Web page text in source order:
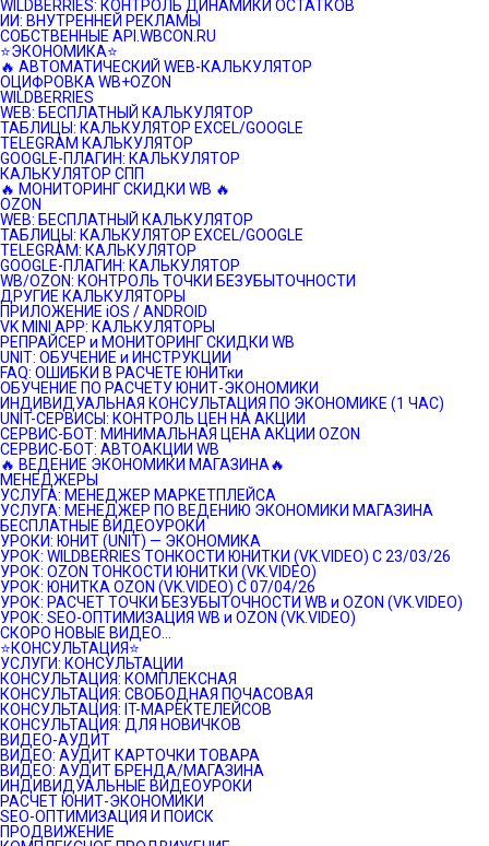
WILDBERRIES: КОНТРОЛЬ ДИНАМИКИ ОСТАТКОВ
ИИ: ВНУТРЕННЕЙ РЕКЛАМЫ
СОБСТВЕННЫЕ API.WBCON.RU
⭐️ЭКОНОМИКА⭐️
🔥 АВТОМАТИЧЕСКИЙ WEB-КАЛЬКУЛЯТОР
ОЦИФРОВКА WB+OZON
WILDBERRIES
WEB: БЕСПЛАТНЫЙ КАЛЬКУЛЯТОР
ТАБЛИЦЫ: КАЛЬКУЛЯТОР EXCEL/GOOGLE
TELEGRAM КАЛЬКУЛЯТОР
GOOGLE-ПЛАГИН: КАЛЬКУЛЯТОР
КАЛЬКУЛЯТОР СПП
🔥 МОНИТОРИНГ СКИДКИ WB 🔥
OZON
WEB: БЕСПЛАТНЫЙ КАЛЬКУЛЯТОР
ТАБЛИЦЫ: КАЛЬКУЛЯТОР EXCEL/GOOGLE
TELEGRAM: КАЛЬКУЛЯТОР
GOOGLE-ПЛАГИН: КАЛЬКУЛЯТОР
WB/OZON: КОНТРОЛЬ ТОЧКИ БЕЗУБЫТОЧНОСТИ
ДРУГИЕ КАЛЬКУЛЯТОРЫ
ПРИЛОЖЕНИЕ iOS / ANDROID
VK MINI APP: КАЛЬКУЛЯТОРЫ
РЕПРАЙСЕР и МОНИТОРИНГ СКИДКИ WB
UNIT: ОБУЧЕНИЕ и ИНСТРУКЦИИ
FAQ: ОШИБКИ В РАСЧЕТЕ ЮНИТки
ОБУЧЕНИЕ ПО РАСЧЕТУ ЮНИТ-ЭКОНОМИКИ
ИНДИВИДУАЛЬНАЯ КОНСУЛЬТАЦИЯ ПО ЭКОНОМИКЕ (1 ЧАС)
UNIT-СЕРВИСЫ: КОНТРОЛЬ ЦЕН НА АКЦИИ
СЕРВИС-БОТ: МИНИМАЛЬНАЯ ЦЕНА АКЦИИ OZON
СЕРВИС-БОТ: АВТОАКЦИИ WB
🔥 ВЕДЕНИЕ ЭКОНОМИКИ МАГАЗИНА🔥
МЕНЕДЖЕРЫ
УСЛУГА: МЕНЕДЖЕР МАРКЕТПЛЕЙСА
УСЛУГА: МЕНЕДЖЕР ПО ВЕДЕНИЮ ЭКОНОМИКИ МАГАЗИНА
БЕСПЛАТНЫЕ ВИДЕОУРОКИ
УРОКИ: ЮНИТ (UNIT) — ЭКОНОМИКА
УРОК: WILDBERRIES ТОНКОСТИ ЮНИТКИ (VK.VIDEO) C 23/03/26
УРОК: OZON ТОНКОСТИ ЮНИТКИ (VK.VIDEO)
УРОК: ЮНИТКА OZON (VK.VIDEO) C 07/04/26
УРОК: РАСЧЕТ ТОЧКИ БЕЗУБЫТОЧНОСТИ WB и OZON (VK.VIDEO)
УРОК: SEO-ОПТИМИЗАЦИЯ WB и OZON (VK.VIDEO)
СКОРО НОВЫЕ ВИДЕО…
⭐️КОНСУЛЬТАЦИЯ⭐️
УСЛУГИ: КОНСУЛЬТАЦИИ
КОНСУЛЬТАЦИЯ: КОМПЛЕКСНАЯ
КОНСУЛЬТАЦИЯ: СВОБОДНАЯ ПОЧАСОВАЯ
КОНСУЛЬТАЦИЯ: IT-МАРЕКТЕЛЕЙСОВ
КОНСУЛЬТАЦИЯ: ДЛЯ НОВИЧКОВ
ВИДЕО-АУДИТ
ВИДЕО: АУДИТ КАРТОЧКИ ТОВАРА
ВИДЕО: АУДИТ БРЕНДА/МАГАЗИНА
ИНДИВИДУАЛЬНЫЕ ВИДЕОУРОКИ
РАСЧЕТ ЮНИТ-ЭКОНОМИКИ
SEO-ОПТИМИЗАЦИЯ И ПОИСК
ПРОДВИЖЕНИЕ